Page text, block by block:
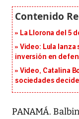
La Llorona del 5
Video: Lula lanza
inversión en
Video, Catalina
sociedades
PANAMÁ.